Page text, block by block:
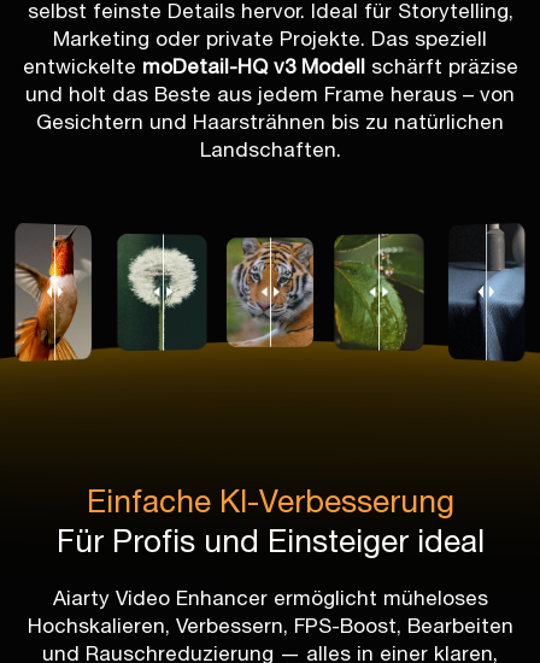
selbst feinste Details hervor. Ideal für Storytelling,
Marketing oder private Projekte. Das speziell
entwickelte moDetail-HQ v3 Modell schärft präzise
und holt das Beste aus jedem Frame heraus – von
Gesichtern und Haarsträhnen bis zu natürlichen
Landschaften.
Einfache KI-Verbesserung
Für Profis und Einsteiger ideal
Aiarty Video Enhancer ermöglicht müheloses
Hochskalieren, Verbessern, FPS-Boost, Bearbeiten
und Rauschreduzierung — alles in einer klaren,